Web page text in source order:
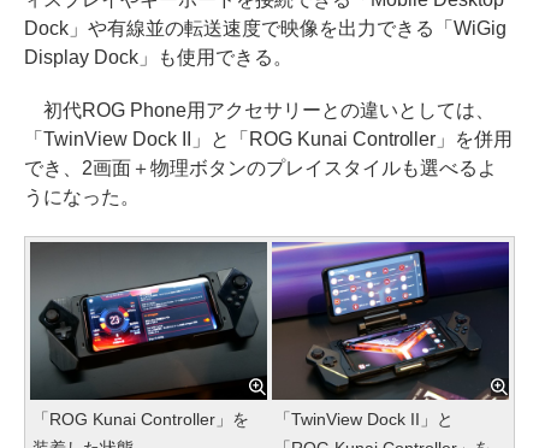
Dock」や有線並の転送速度で映像を出力できる「WiGig
Display Dock」も使用できる。
初代ROG Phone用アクセサリーとの違いとしては、
「TwinView Dock II」と「ROG Kunai Controller」を併用
でき、2画面＋物理ボタンのプレイスタイルも選べるよ
うになった。
「ROG Kunai Controller」を
「TwinView Dock II」と